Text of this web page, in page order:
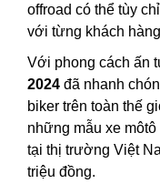
offroad có thể tùy
với từng khách
Với phong cách ấn
2024 đã nhanh
biker trên toàn thế
những mẫu xe
tại thị trường Việt
triệu đồng.